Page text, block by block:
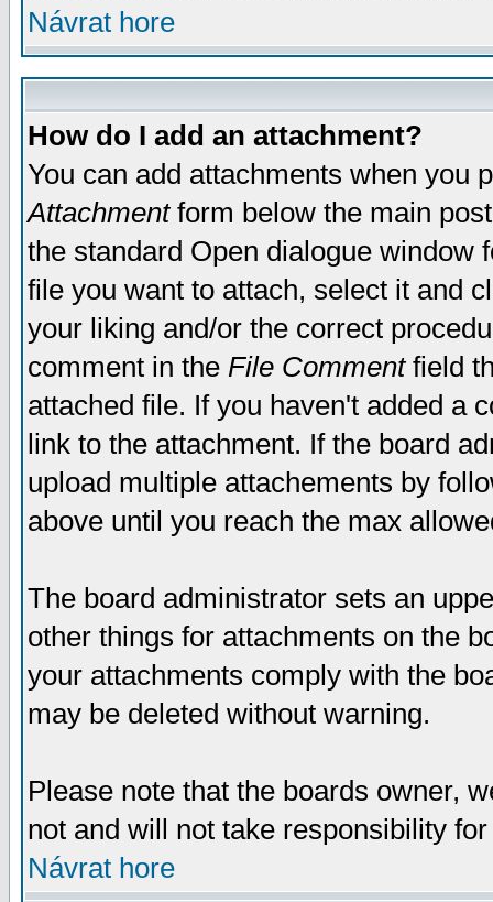
Návrat hore
How do I add an attachment?
You can add attachments when you
Attachmentform below the main
the standard Open dialogue window
file you want to attach, select it and
your liking and/or the correct
comment in the File Commentfield
attached file. If you haven't added a
link to the attachment. If the board
upload multiple attachements by
above until you reach the max
The board administrator sets an
other things for attachments on the
your attachments comply with the
may be deleted without warning.
Please note that the boards owner,
not and will not take responsibility
Návrat hore